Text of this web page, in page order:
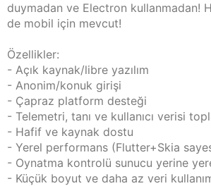
duymadan ve Electron kullanmadan!
de mobil için mevcut!
Özellikler:
- Açık kaynak/libre yazılım
- Anonim/konuk girişi
- Çapraz platform desteği
- Telemetri, tanı ve kullanıcı verisi
- Hafif ve kaynak dostu
- Yerel performans (Flutter+Skia
- Oynatma kontrolü sunucu yerine
- Küçük boyut ve daha az veri